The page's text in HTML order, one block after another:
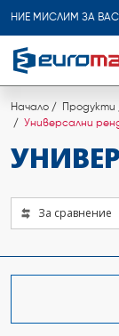
НИЕ МИСЛИМ ЗА ВАС
Начало Продукти
Универсални
За сравнение